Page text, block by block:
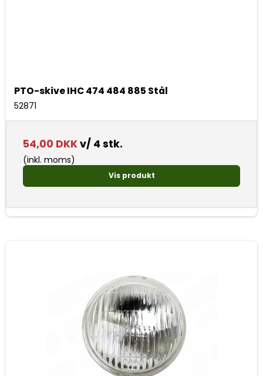
PTO-skive IHC 474 484 885 Stål
52871
54,00 DKKv/ 4 stk.
(inkl. moms)
Vis produkt